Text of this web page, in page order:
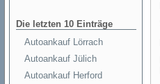
Die letzten 10 Einträge
Autoankauf Lörrach
Autoankauf Jülich
Autoankauf Herford